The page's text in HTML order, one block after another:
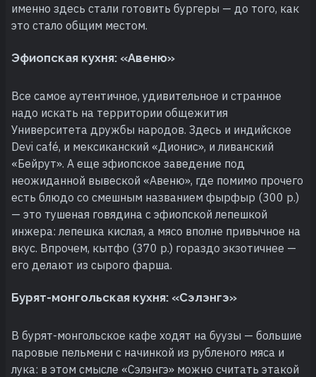
именно здесь стали готовить бургеры — до того, как
это стало общим местом.
Эфиопская кухня: «Авеню»
Все самое аутентичное, удивительное и странное
надо искать на территории общежития
Университета дружбы народов. Здесь и индийское
Devi café, и мексиканский «Дионис», и ливанский
«Бейрут». А еще эфиопское заведение под
неожиданной вывеской «Авеню», где помимо прочего
есть блюдо со смешным названием фырфыр (300 р.)
— это тушеная говядина с эфиопской лепешкой
инжера: лепешка кислая, а мясо вполне привычное на
вкус. Впрочем, кытфо (370 р.) гораздо экзотичнее —
его делают из сырого фарша.
Бурят-монгольская кухня: «Сэлэнгэ»
В бурят-монгольское кафе ходят на буузы — большие
паровые пельмени с начинкой из рубленого мяса и
лука: в этом смысле «Сэлэнгэ» можно считать этакой